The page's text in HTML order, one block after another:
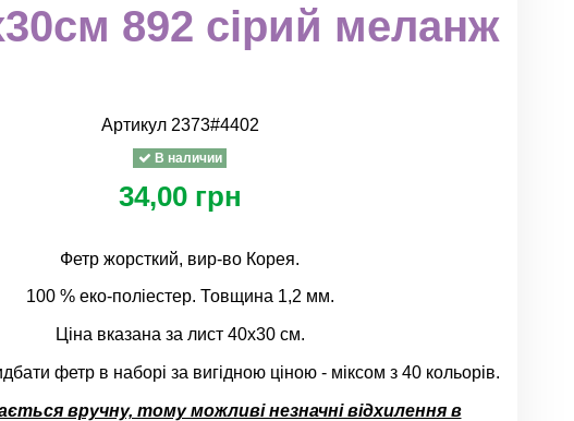
892 сірий меланж
Артикул 2373#4402
В наличии
34,00 грн
Фетр жорсткий, вир-во Корея.
100 % еко-поліестер. Товщина 1,2 мм.
Ціна вказана за лист 40х30 см.
фетр в наборі за вигідною ціною - міксом з 40 кольорів.
вручну, тому можливі незначні відхилення в